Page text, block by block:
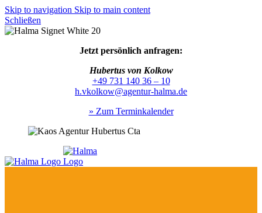
Skip to navigation Skip to main content
Schließen
Jetzt persönlich anfragen:
Hubertus von Kolkow
+49 731 140 36 – 10
h.vkolkow@agentur-halma.de
» Zum Terminkalender